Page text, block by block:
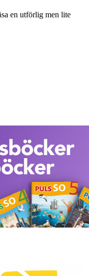
en utförlig men lite